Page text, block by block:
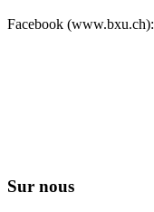
Facebook (www.bxu.ch):
Sur nous